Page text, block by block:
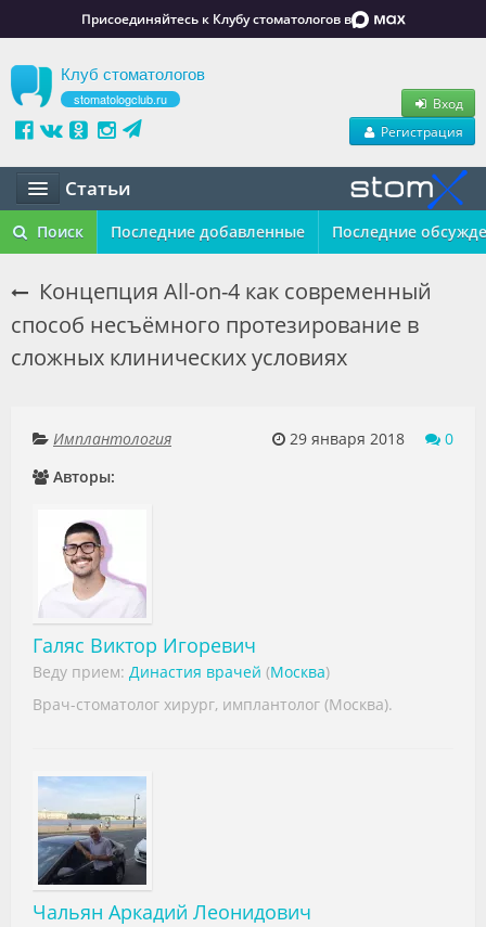
Присоединяйтесь к Клубу стоматологов в
Клуб стоматологов
stomatologclub.ru
Вход
Регистрация
Статьи
Статьи
Обучение
Вакансии
Форум
Клиники
Специалисты
Галерея
Лаборатории
Поиск Последние добавленные Последние
Концепция All-on-4 как современный
способ несъёмного протезирование в
сложных клинических условиях
Имплантология 29 января 2018
0
Авторы:
Галяс Виктор Игоревич
Веду прием: Династия врачей (Москва)
Врач-стоматолог хирург, имплантолог (Москва).
Чальян Аркадий Леонидович